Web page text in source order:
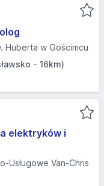
Huberta w Gościmcu
- 16km)
elektryków i
Usługowe Van-Chris